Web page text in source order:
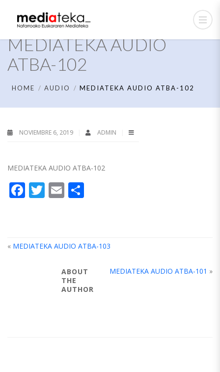
MEDIATEKA AUDIO
ATBA-102
HOME AUDIO MEDIATEKA AUDIO ATBA-102
NOVIEMBRE 6, 2019 ADMIN
MEDIATEKA AUDIO ATBA-102
Facebook
Twitter
Email
« MEDIATEKA AUDIO ATBA-103
MEDIATEKA AUDIO ATBA-101 »
ABOUT
THE
AUTHOR